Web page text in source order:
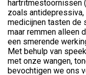
hartritmestoornissen
zoals
medicijnen tasten de
maar remmen alleen
een smerende
Met behulp van
met onze wangen,
bevochtigen we ons